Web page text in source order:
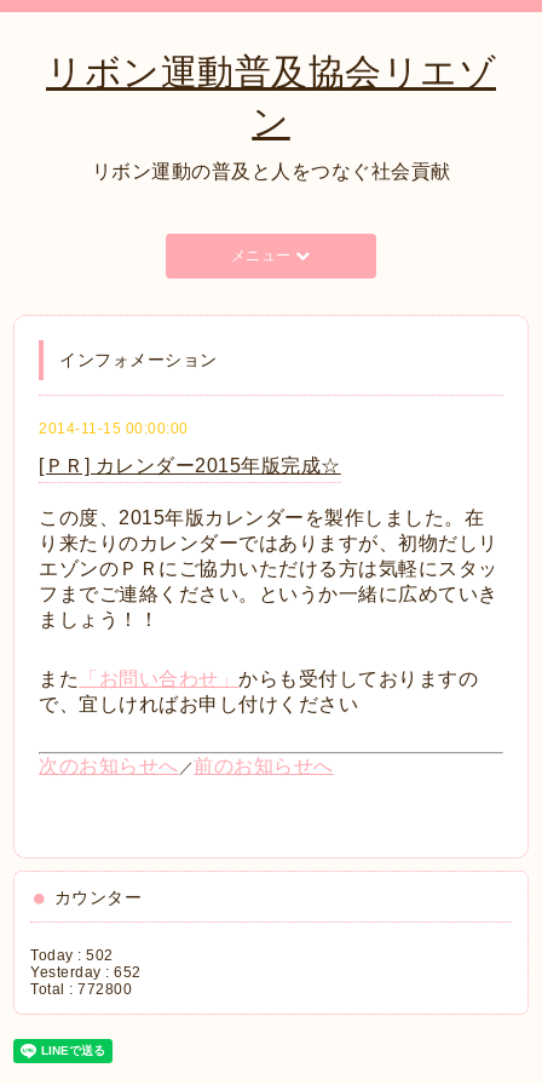
リボン運動普及協会リエゾ
ン
リボン運動の普及と人をつなぐ社会貢献
メニュー
インフォメーション
2014-11-15 00:00:00
[ＰＲ] カレンダー2015年版完成☆
この度、2015年版カレンダーを製作しました。在
り来たりのカレンダーではありますが、初物だしリ
エゾンのＰＲにご協力いただける方は気軽にスタッ
フまでご連絡ください。というか一緒に広めていき
ましょう！！
また 「 お問い合わせ 」からも受付しておりますの
で、宜しければお申し付けください
次のお知らせへ ／前のお知らせへ
カウンター
Today :502
Yesterday :652
Total :772800